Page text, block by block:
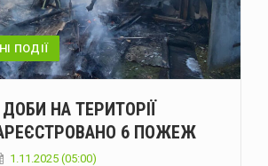
ПОДІЇ
НА ТЕРИТОРІЇ
6 ПОЖЕЖ
1.11.2025 (05:00)